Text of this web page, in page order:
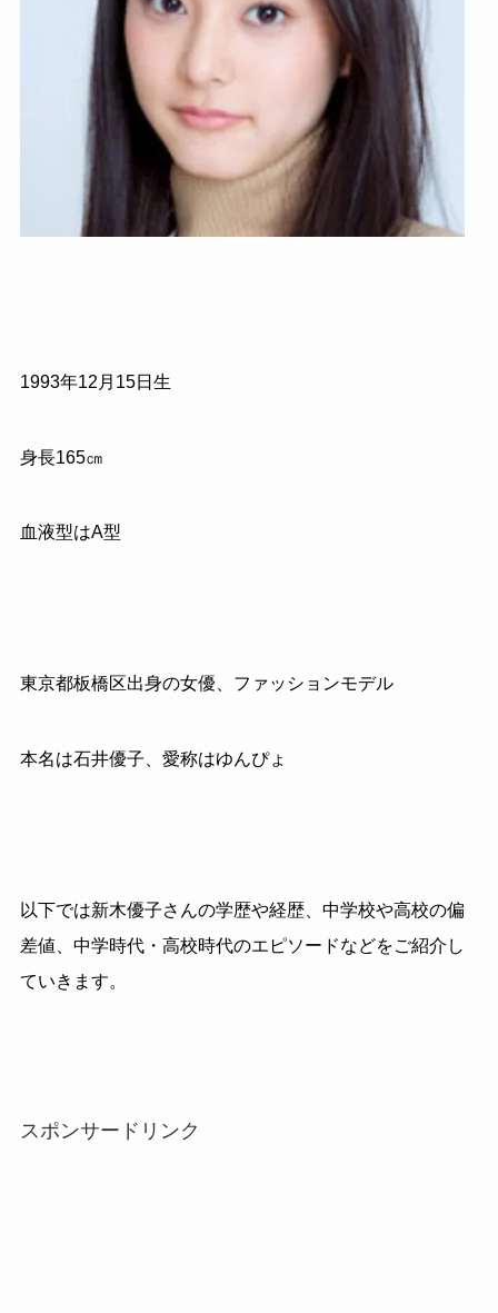
1993年12 月 15日生
身長165㎝
血液型はA型
東京都板橋区出身の女優、ファッションモデル
本名は石井優子、愛称はゆんぴょ
以下では新木優子さんの学歴や経歴、中学校や高校の偏
差値、中学時代・高校時代のエピソードなどをご紹介し
ていきます。
スポンサードリンク